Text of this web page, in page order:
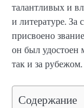
талантливых и
и литературе. За
присвоено
он был удостоен
так и за рубежом.
Содержание